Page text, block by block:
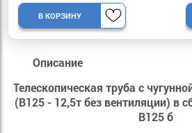
В КОРЗИНУ
Описание
Телескопическая труба с
(B125 - 12,5т без вентиляции) в
B125 б